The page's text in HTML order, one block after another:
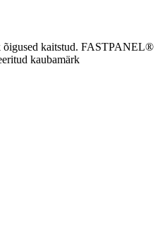
kaitstud. FASTPANEL®
kaubamärk